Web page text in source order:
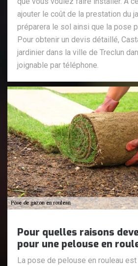
ajouter le coût de la prestation du
préparera le sol ainsi que la pose
Pour obtenir un devis détaillé,
jardinier dans la ville de Treclun
joignable par téléphone.
Pour quelles raisons
pour une pelouse en
La pose de pelouse en rouleau est